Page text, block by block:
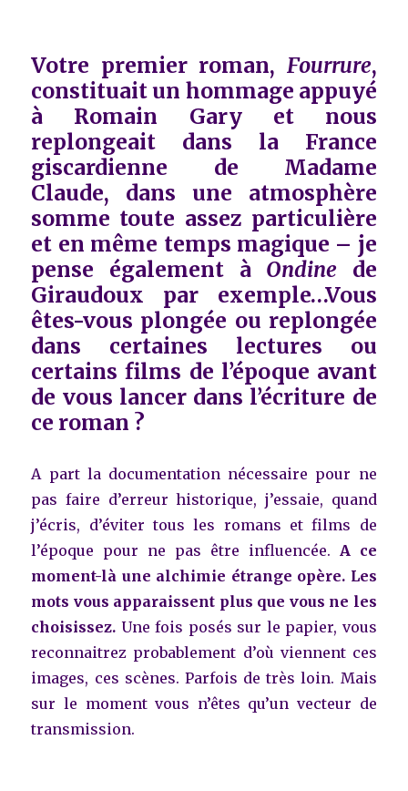
Votre premier roman, Fourrure,
constituait un hommage appuyé
à Romain Gary et nous
replongeait dans la France
giscardienne de Madame
Claude, dans une atmosphère
somme toute assez particulière
et en même temps magique – je
pense également à Ondine de
Giraudoux par exemple…Vous
êtes-vous plongée ou replongée
dans certaines lectures ou
certains films de l’époque avant
de vous lancer dans l’écriture de
ce roman ?
A part la documentation nécessaire pour ne
pas faire d’erreur historique, j’essaie, quand
j’écris, d’éviter tous les romans et films de
l’époque pour ne pas être influencée. A ce
moment-là une alchimie étrange opère. Les
mots vous apparaissent plus que vous ne les
choisissez. Une fois posés sur le papier, vous
reconnaitrez probablement d’où viennent ces
images, ces scènes. Parfois de très loin. Mais
sur le moment vous n’êtes qu’un vecteur de
transmission.